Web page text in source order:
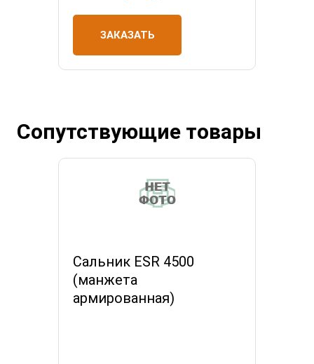
ЗАКАЗАТЬ
Сопутствующие товары
Сальник ESR 4500
(манжета
армированная)